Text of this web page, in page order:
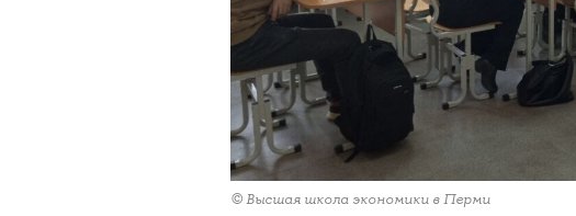
© Высшая школа экономики в Перми